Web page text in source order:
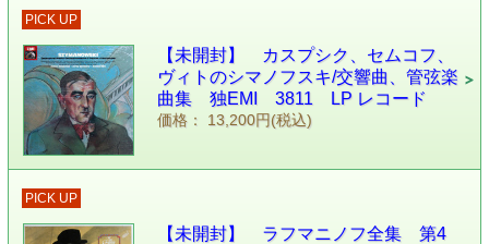
PICK UP
【未開封】 カスプシク、セムコフ、
ヴィトのシマノフスキ/交響曲、管弦楽
曲集 独EMI 3811 LP レコード
価格： 13,200円(税込)
PICK UP
【未開封】 ラフマニノフ全集 第4